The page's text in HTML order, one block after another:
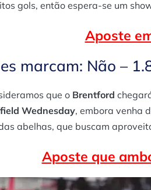
gols, então espera-se um
Aposte
marcam: Não –
que o Brentford
Wednesday, embora venha
abelhas, que buscam
Aposte que